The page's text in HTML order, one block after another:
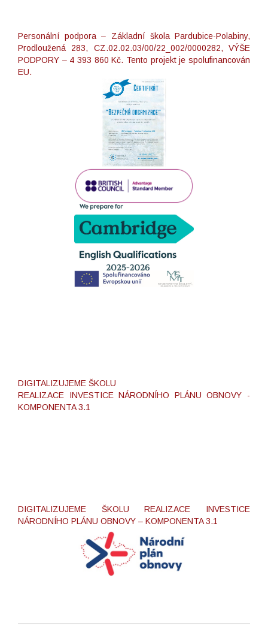
Personální podpora – Základní škola Pardubice-Polabiny,
Prodloužená 283, CZ.02.02.03/00/22_002/0000282, VÝŠE
PODPORY – 4 393 860 Kč. Tento projekt je spolufinancován
EU.
DIGITALIZUJEME ŠKOLU
REALIZACE INVESTICE NÁRODNÍHO PLÁNU OBNOVY -
KOMPONENTA 3.1
DIGITALIZUJEME ŠKOLU REALIZACE INVESTICE
NÁRODNÍHO PLÁNU OBNOVY – KOMPONENTA 3.1